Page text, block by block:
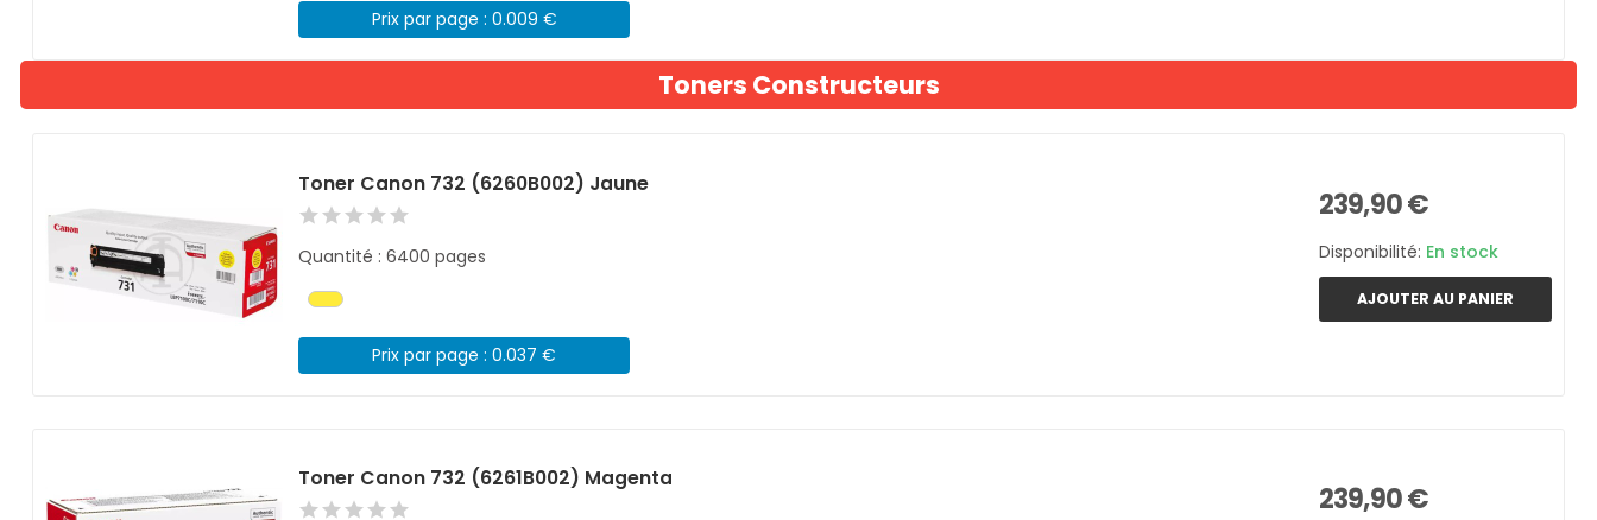
Prix par page : 0.009 €
Toners Constructeurs
Toner Canon 732 (6260B002) Jaune
Quantité : 6400 pages
Prix par page : 0.037 €
239,90 €
Disponibilité: En stock
AJOUTER AU PANIER
Toner Canon 732 (6261B002) Magenta
239,90 €